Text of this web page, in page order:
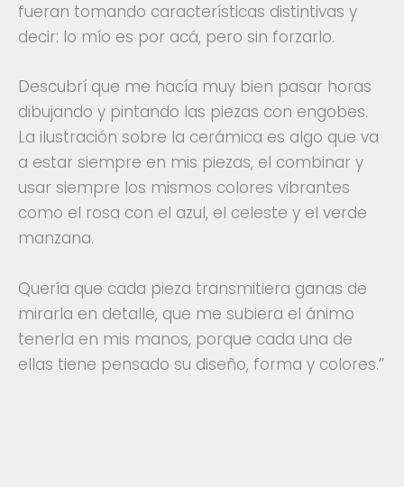
fueran tomando características distintivas y
decir: lo mío es por acá, pero sin forzarlo.
Descubrí que me hacía muy bien pasar horas
dibujando y pintando las piezas con engobes.
La ilustración sobre la cerámica es algo que va
a estar siempre en mis piezas, el combinar y
usar siempre los mismos colores vibrantes
como el rosa con el azul, el celeste y el verde
manzana.
Quería que cada pieza transmitiera ganas de
mirarla en detalle, que me subiera el ánimo
tenerla en mis manos, porque cada una de
ellas tiene pensado su diseño, forma y colores.’’